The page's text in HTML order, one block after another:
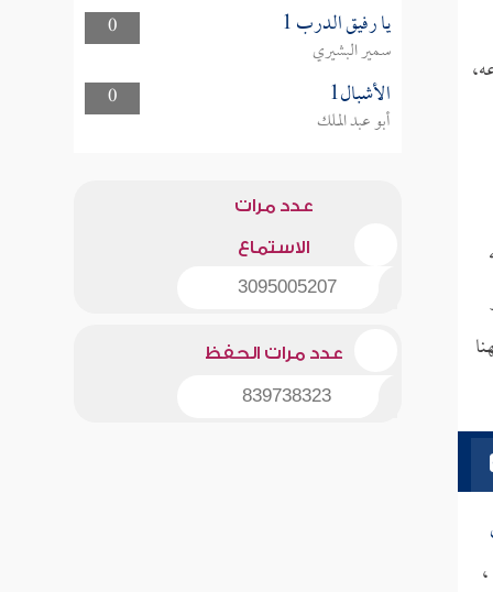
،
0
يا رفيق الدرب 1
سمير البشيري
0
الأشبال1
أبو عبد الملك
عدد مرات
الاستماع
3095005207
عدد مرات الحفظ
839738323